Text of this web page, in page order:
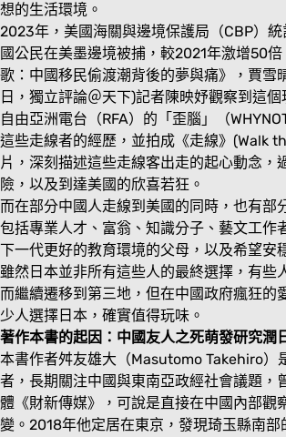
想的生活環境。
2023年，美國海關與邊境保護局（CBP）
國公民在美墨邊境被捕，較2021年激增50
歌：中國移民偷渡潮背後的夢與痛》，賈雪
日，獨立評論＠天下)記者陳映妤觀察到這
自由亞洲電台（RFA）的「歪腦」（
這些走線者的經歷，並拍成《走線》(Walk
片，深刻描述這些走線客出走的起心動念，
險，以及到達美國的欣喜若狂。
而在部分中國人走線到美國的同時，也有部
包括專業人才、富翁、知識分子、藝文工作
下一代更好的教育環境的父母，以及希望安
雖然日本並非所有這些人的最終選擇，有些
而繼續遷移到第三地，但在中國政府瘋狂的
少人選擇日本，確實值得玩味。
著作本書的起因：中國友人之死萌發研究潤
本書作者舛友雄大（Masutomo Takehiro）
者，長期關注中國與東南亞政經社會議題，
體《財新傳媒》，可說是直接在中國內部觀
變。2018年他定居在東京，發現琦玉縣南部